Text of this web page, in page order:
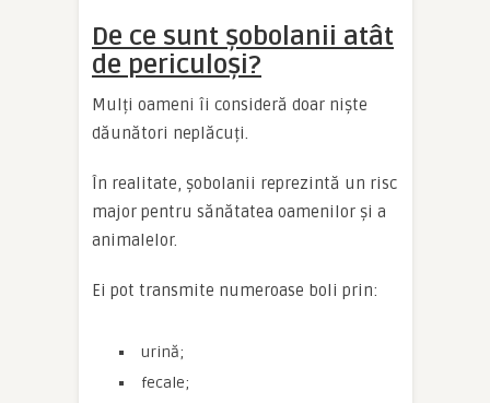
De ce sunt șobolanii atât
de periculoși?
Mulți oameni îi consideră doar niște
dăunători neplăcuți.
În realitate, șobolanii reprezintă un risc
major pentru sănătatea oamenilor și a
animalelor.
Ei pot transmite numeroase boli prin:
urină;
fecale;